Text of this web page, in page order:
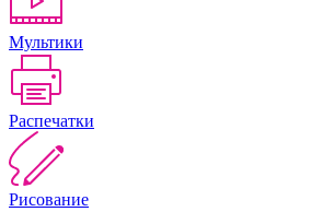
Мультики
Распечатки
Рисование